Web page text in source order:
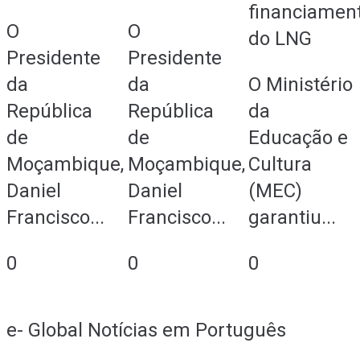
O
Presidente
da
República
de
Moçambique,
Daniel
Francisco...
0
O
Presidente
da
República
de
Moçambique,
Daniel
Francisco...
0
do LNG
O Ministério
da
Educação e
Cultura
(MEC)
garantiu...
0
e- Global Notícias em Português